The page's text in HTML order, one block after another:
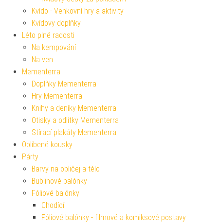
Kvído - Venkovní hry a aktivity
Kvídovy doplňky
Léto plné radosti
Na kempování
Na ven
Mementerra
Doplňky Mementerra
Hry Mementerra
Knihy a deníky Mementerra
Otisky a odlitky Mementerra
Stírací plakáty Mementerra
Oblíbené kousky
Párty
Barvy na obličej a tělo
Bublinové balónky
Fóliové balónky
Chodící
Fóliové balónky - filmové a komiksové postavy